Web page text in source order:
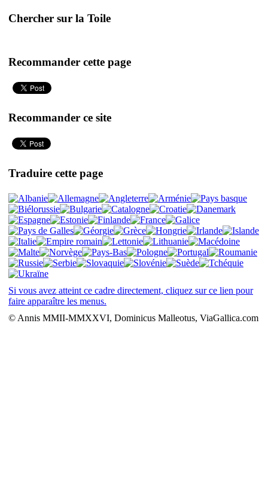
Chercher sur la Toile
Recommander cette page
Recommander ce site
Traduire cette page
Si vous avez atteint ce cadre directement, cliquez sur ce lien pour
faire apparaître les menus.
© Annis MMII-MMXXVI, Dominicus Malleotus, ViaGallica.com